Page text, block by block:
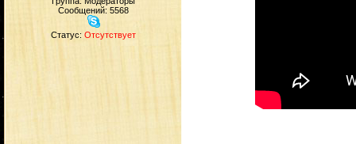
Сообщений: 5568
Статус: Отсутствует